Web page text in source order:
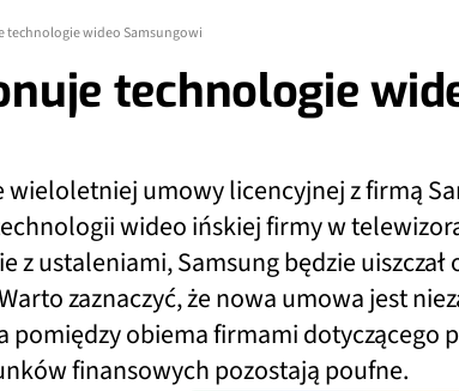
technologie wideo Samsungowi
technologie
wieloletniej umowy licencyjnej z firmą
wideo ińskiej firmy w
z ustaleniami, Samsung będzie uiszczał
zaznaczyć, że nowa umowa jest
obiema firmami dotyczącego
finansowych pozostają poufne.